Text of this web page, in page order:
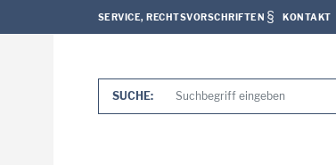
SERVICE, RECHTSVORSCHRIFTEN KONTAKT
SUCHE: